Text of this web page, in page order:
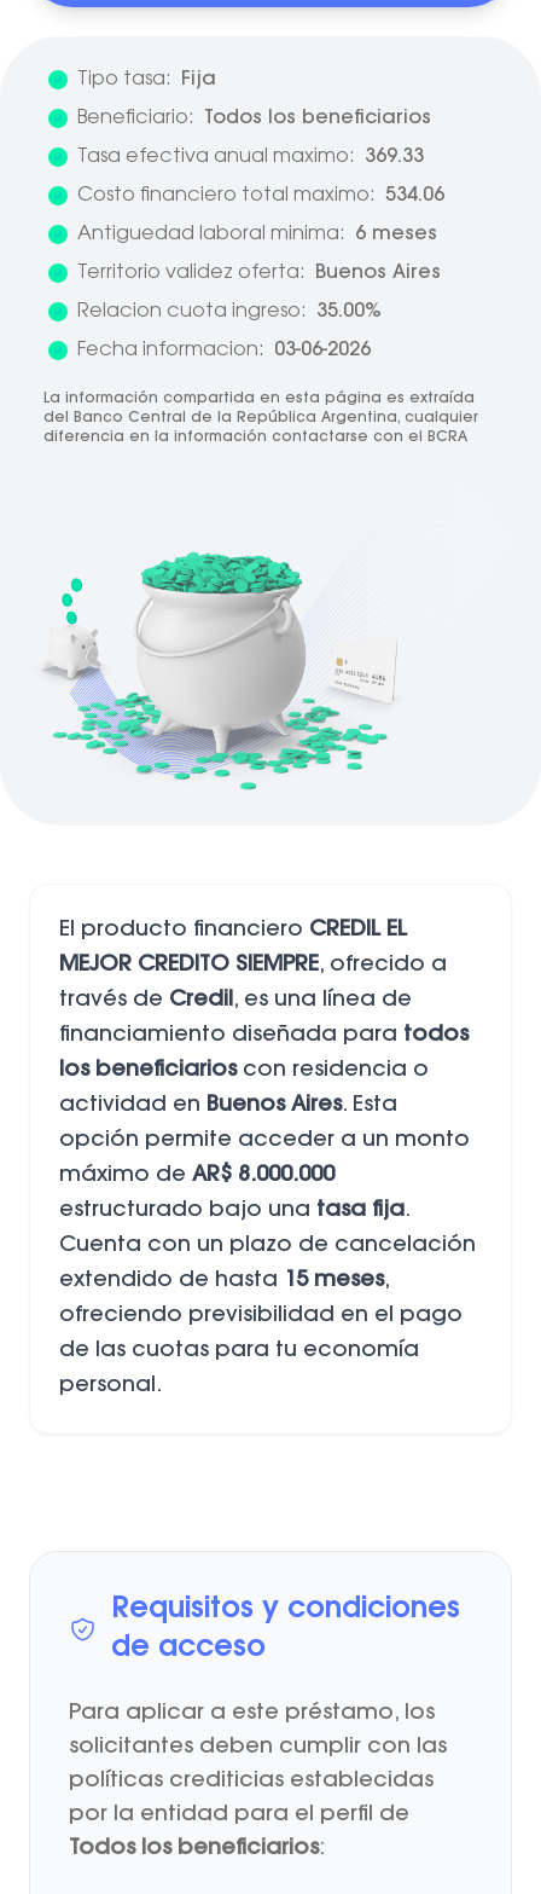
Tipo tasa:
Fija
Beneficiario:
Todos los beneficiarios
Tasa efectiva anual maximo:
369.33
Costo financiero total maximo:
534.06
Antiguedad laboral minima:
6 meses
Territorio validez oferta:
Buenos Aires
Relacion cuota ingreso:
35.00%
Fecha informacion:
03-06-2026
La información compartida en esta página es extraída
del Banco Central de la República Argentina, cualquier
diferencia en la información contactarse con el BCRA
El producto financiero CREDIL EL
MEJOR CREDITO SIEMPRE, ofrecido a
través de Credil , es una línea de
financiamiento diseñada para todos
los beneficiarioscon residencia o
actividad en Buenos Aires. Esta
opción permite acceder a un monto
máximo de AR$ 8.000.000
estructurado bajo una tasa fija.
Cuenta con un plazo de cancelación
extendido de hasta
15 meses,
ofreciendo previsibilidad en el pago
de las cuotas para tu economía
personal.
Requisitos y condiciones
de acceso
Para aplicar a este préstamo, los
solicitantes deben cumplir con las
políticas crediticias establecidas
por la entidad para el perfil de
Todos los beneficiarios: